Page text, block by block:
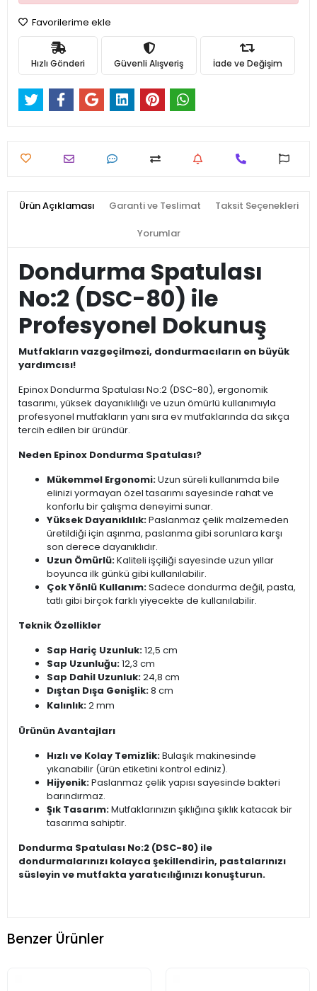
Favorilerime ekle
Hızlı Gönderi Güvenli Alışveriş İade ve Değişim
Ürün Açıklaması Garanti ve Teslimat Taksit Seçenekleri
Yorumlar
Dondurma Spatulası
No:2 (DSC-80) ile
Profesyonel Dokunuş
Mutfakların vazgeçilmezi, dondurmacıların en büyük
yardımcısı!
Epinox Dondurma Spatulası No:2 (DSC-80), ergonomik
tasarımı, yüksek dayanıklılığı ve uzun ömürlü kullanımıyla
profesyonel mutfakların yanı sıra ev mutfaklarında da sıkça
tercih edilen bir üründür.
Neden Epinox Dondurma Spatulası?
Mükemmel Ergonomi:Uzun süreli kullanımda bile
elinizi yormayan özel tasarımı sayesinde rahat ve
konforlu bir çalışma deneyimi sunar.
Yüksek Dayanıklılık:Paslanmaz çelik malzemeden
üretildiği için aşınma, paslanma gibi sorunlara karşı
son derece dayanıklıdır.
Uzun Ömürlü:Kaliteli işçiliği sayesinde uzun yıllar
boyunca ilk günkü gibi kullanılabilir.
Çok Yönlü Kullanım:Sadece dondurma değil, pasta,
tatlı gibi birçok farklı yiyecekte de kullanılabilir.
Teknik Özellikler
Sap Hariç Uzunluk:12,5 cm
Sap Uzunluğu:12,3 cm
Sap Dahil Uzunluk:24,8 cm
Dıştan Dışa Genişlik:8 cm
Kalınlık:2 mm
Ürünün Avantajları
Hızlı ve Kolay Temizlik:Bulaşık makinesinde
yıkanabilir (ürün etiketini kontrol ediniz).
Hijyenik:Paslanmaz çelik yapısı sayesinde bakteri
barındırmaz.
Şık Tasarım:Mutfaklarınızın şıklığına şıklık katacak bir
tasarıma sahiptir.
Dondurma Spatulası No:2 (DSC-80) ile
dondurmalarınızı kolayca şekillendirin, pastalarınızı
süsleyin ve mutfakta yaratıcılığınızı konuşturun.
Benzer Ürünler